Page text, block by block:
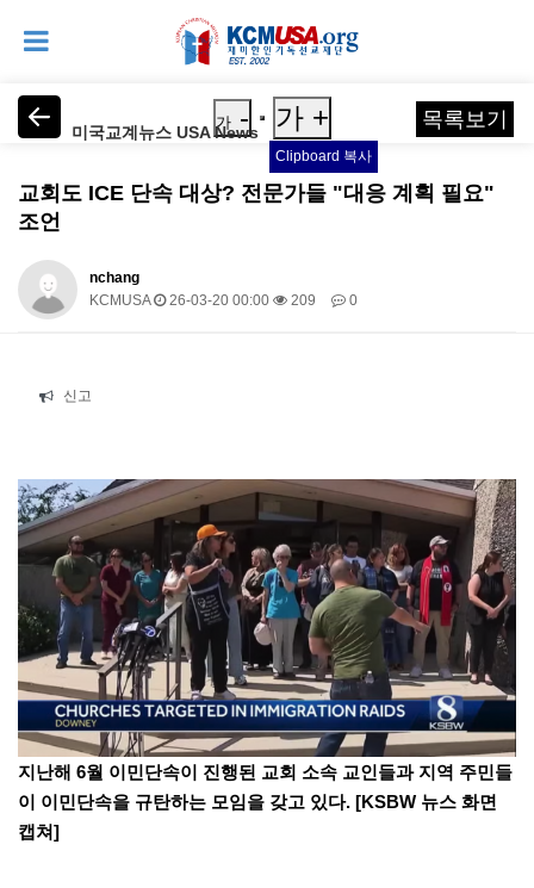
미국교계뉴스 USA News
가 - 가 +
Clipboard 복사
목록보기
교회도 ICE 단속 대상? 전문가들 "대응 계획 필요"
조언
nchang
KCMUSA
26-03-20 00:00 209 0
신고
지난해 6월 이민단속이 진행된 교회 소속 교인들과 지역 주민들
이 이민단속을 규탄하는 모임을 갖고 있다. [KSBW 뉴스 화면
캡쳐]